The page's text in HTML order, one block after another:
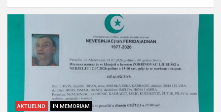
AKTUELNO IN MEMORIAM